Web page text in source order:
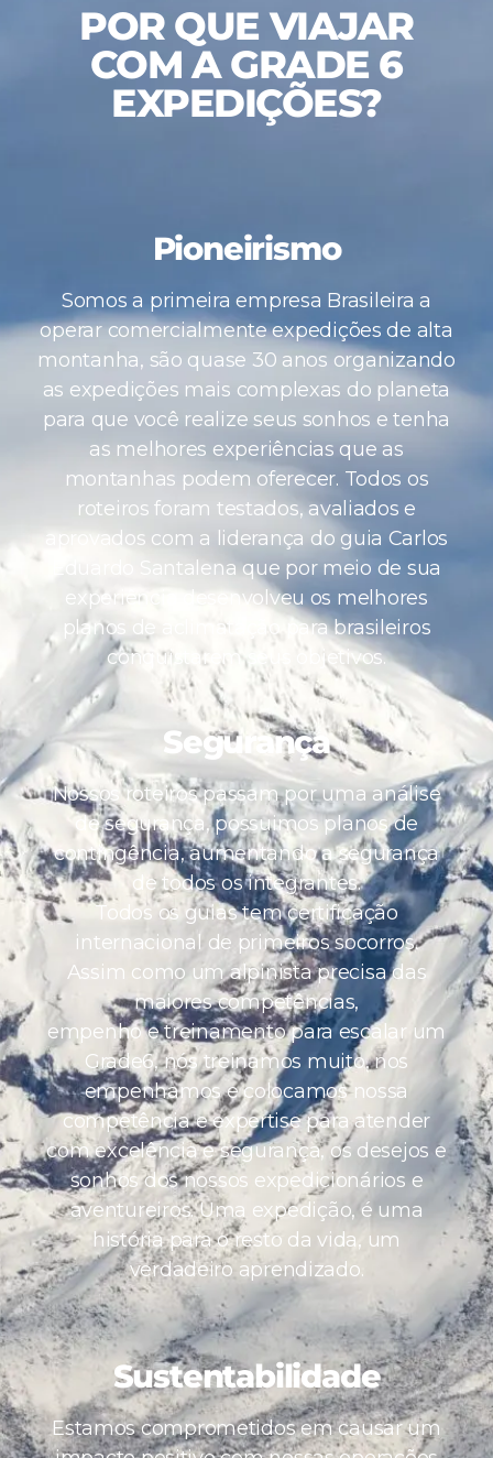
POR QUE VIAJAR
COM A GRADE 6
EXPEDIÇÕES?
Pioneirismo
Somos a primeira empresa Brasileira a
operar comercialmente expedições de alta
montanha, são quase 30 anos organizando
as expedições mais complexas do planeta
para que você realize seus sonhos e tenha
as melhores experiências que as
montanhas podem oferecer. Todos os
roteiros foram testados, avaliados e
aprovados com a liderança do guia Carlos
Eduardo Santalena que por meio de sua
experiência desenvolveu os melhores
planos de aclimatação para brasileiros
conquistarem seus objetivos.
Segurança
Nossos roteiros passam por uma análise
de segurança, possuimos planos de
contingência, aumentando a segurança
de todos os integrantes.
Todos os guias tem certificação
internacional de primeiros socorros.
Assim como um alpinista precisa das
maiores competências,
empenho e treinamento para escalar um
Grade6, nós treinamos muito, nos
empenhamos e colocamos nossa
competência e expertise para atender
com excelência e segurança, os desejos e
sonhos dos nossos expedicionários e
aventureiros. Uma expedição, é uma
história para o resto da vida, um
verdadeiro aprendizado.
Sustentabilidade
Estamos comprometidos em causar um